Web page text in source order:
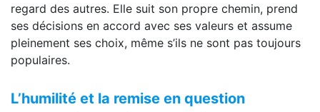
regard des autres. Elle suit son propre chemin, prend
ses décisions en accord avec ses valeurs et assume
pleinement ses choix, même s’ils ne sont pas toujours
populaires.
L’humilité et la remise en question